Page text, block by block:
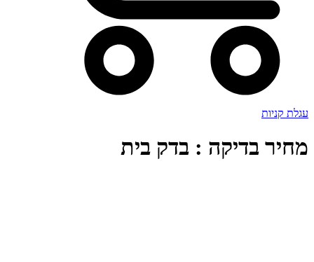
עגלת קניות
מחיר בדיקה : בדק בית